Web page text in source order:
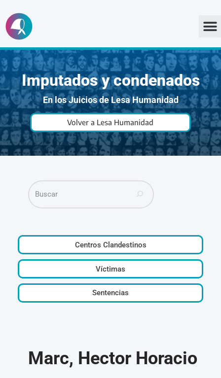
Ir
al
contenido
Imputados y condenados
En los Juicios de Lesa Humanidad
Volver a Lesa Humanidad
Centros Clandestinos
Víctimas
Sentencias
Marc, Hector Horacio